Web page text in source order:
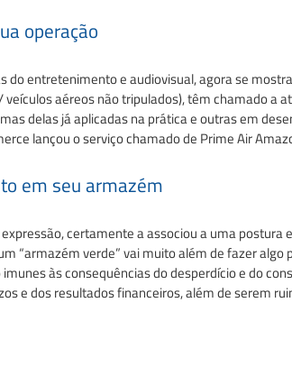
operação
do entretenimento e audiovisual, agora se
aéreos não tripulados), têm chamado a
delas já aplicadas na prática e outras em
lançou o serviço chamado de Prime Air
em seu armazém
certamente a associou a uma
“armazém verde” vai muito além de fazer
às consequências do desperdício e do
e dos resultados financeiros, além de serem